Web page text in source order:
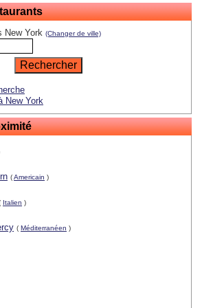
New York (Changer de ville)
New York
(Americain )
Italien )
( Méditerranéen )